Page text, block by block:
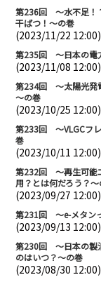
第236回 ～水不足！
干ばつ！～の巻
(2023/11/22 12:00)
第235回 ～日本の電
(2023/11/08 12:00)
第234回 ～太陽光発
～の巻
(2023/10/25 12:00)
第233回 ～VLGCフ
巻
(2023/10/11 12:00)
第232回 ～再生可能
用？とは何だろう？
(2023/09/27 12:00)
第231回 ～e-メタン
(2023/09/13 12:00)
第230回 ～日本の製
のはいつ？～の巻
(2023/08/30 12:00)